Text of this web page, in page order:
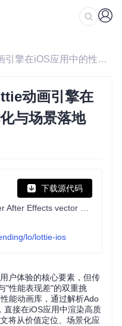
/ 7个颠覆性技巧：Lottie动画引擎在iOS应用中的性能优化与场景落地
动画引擎在
与场景落地
下载源代码
lo/lottie-ios
户体验的核心要素，但传
"性能表现差"的双重挑
能动画库，通过解析Ado
直接在iOS应用中渲染高质
将从价值定位、场景化应